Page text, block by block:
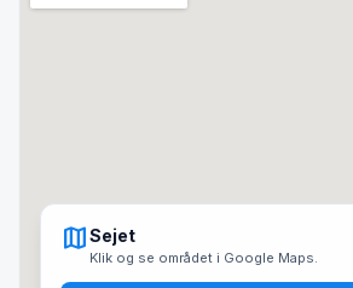
mapSejet
Klik og se området i Google Maps.